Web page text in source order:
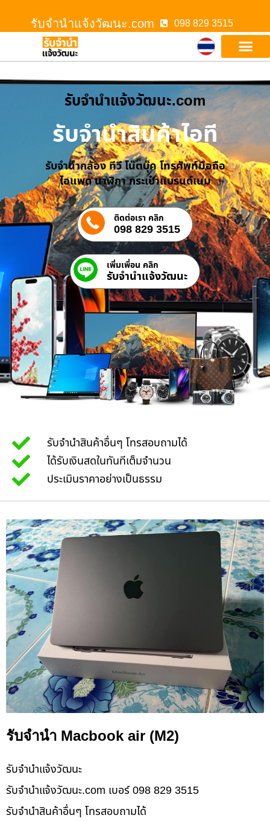
รับจํานําแจ้งวัฒนะ.com 098 829 3515
รับจํานําแจ้งวัฒนะ.com
รับจำนำสินค้าไอที
รับจำนำกล้อง ทีวี โน๊ตบุ๊ค โทรศัพท์มือถือ
ไอแพด นาฬิกา กระเป๋าแบรนด์เนม
ติดต่อเรา คลิก
098 829 3515
เพิ่มเพื่อน คลิก
รับจํานําแจ้งวัฒนะ
รับจำนำสินค้าอื่นๆ โทรสอบถามได้
ได้รับเงินสดในทันทีเต็มจำนวน
ประเมินราคาอย่างเป็นธรรม
รับจำนำ Macbook air (M2)
รับจํานําแจ้งวัฒนะ
รับจํานําแจ้งวัฒนะ.com เบอร์ 098 829 3515
รับจำนำสินค้าอื่นๆ โทรสอบถามได้